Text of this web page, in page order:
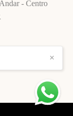
- Centro
✕